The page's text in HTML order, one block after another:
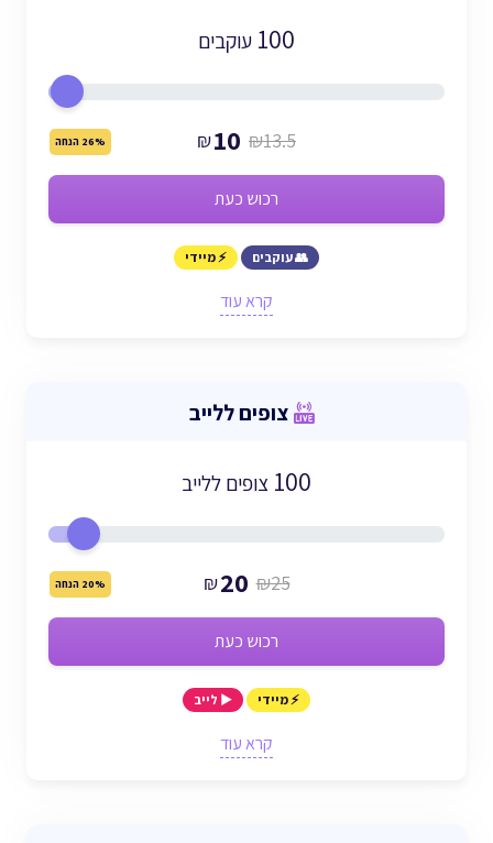
100 עוקבים
₪10 ₪13.5 26% הנחה
רכוש כעת
👥 עוקבים ⚡ מיידי
קרא עוד
צופים ללייב
100 צופים ללייב
₪20 ₪25 20% הנחה
רכוש כעת
⚡ מיידי ▶️ לייב
קרא עוד